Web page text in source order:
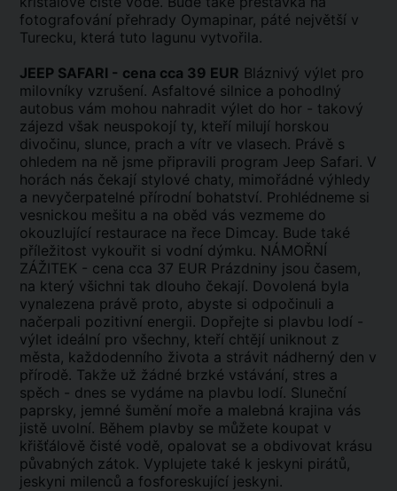
fotografování přehrady Oymapinar, páté největší v
Turecku, která tuto lagunu vytvořila.
JEEP SAFARI - cena cca 39 EUR Bláznivý výlet pro
milovníky vzrušení. Asfaltové silnice a pohodlný
autobus vám mohou nahradit výlet do hor - takový
zájezd však neuspokojí ty, kteří milují horskou
divočinu, slunce, prach a vítr ve vlasech. Právě s
ohledem na ně jsme připravili program Jeep Safari. V
horách nás čekají stylové chaty, mimořádné výhledy
a nevyčerpatelné přírodní bohatství. Prohlédneme si
vesnickou mešitu a na oběd vás vezmeme do
okouzlující restaurace na řece Dimcay. Bude také
příležitost vykouřit si vodní dýmku. NÁMOŘNÍ
ZÁŽITEK - cena cca 37 EUR Prázdniny jsou časem,
na který všichni tak dlouho čekají. Dovolená byla
vynalezena právě proto, abyste si odpočinuli a
načerpali pozitivní energii. Dopřejte si plavbu lodí -
výlet ideální pro všechny, kteří chtějí uniknout z
města, každodenního života a strávit nádherný den v
přírodě. Takže už žádné brzké vstávání, stres a
spěch - dnes se vydáme na plavbu lodí. Sluneční
paprsky, jemné šumění moře a malebná krajina vás
jistě uvolní. Během plavby se můžete koupat v
křišťálově čisté vodě, opalovat se a obdivovat krásu
půvabných zátok. Vyplujete také k jeskyni pirátů,
jeskyni milenců a fosforeskující jeskyni.